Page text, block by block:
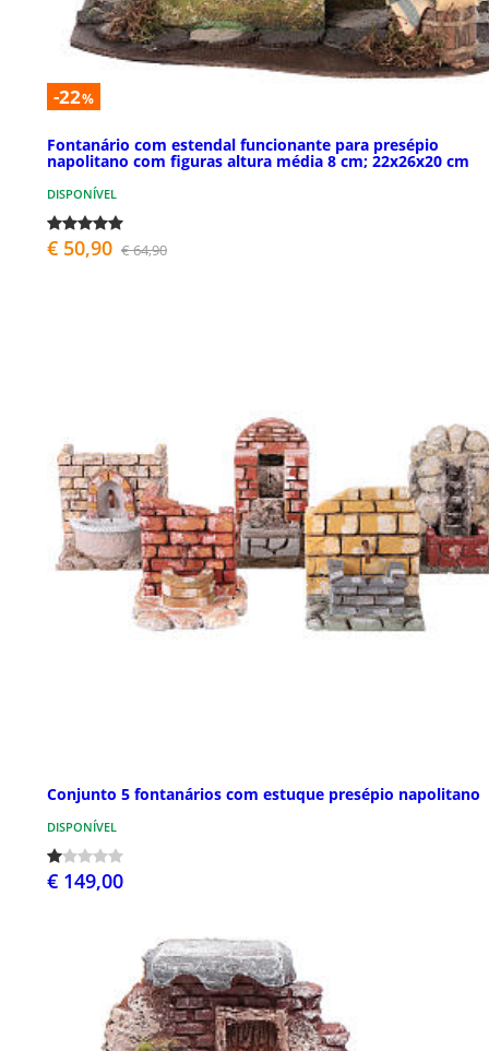
-22%
Fontanário com estendal funcionante para presépio
napolitano com figuras altura média 8 cm; 22x26x20 cm
DISPONÍVEL
€ 50,90 € 64,90
Conjunto 5 fontanários com estuque presépio napolitano
DISPONÍVEL
€ 149,00